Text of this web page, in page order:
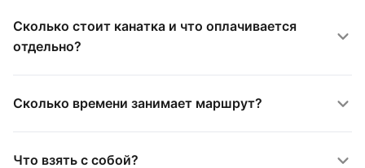
Сколько стоит канатка и что оплачивается
отдельно?
Сколько времени занимает маршрут?
Что взять с собой?